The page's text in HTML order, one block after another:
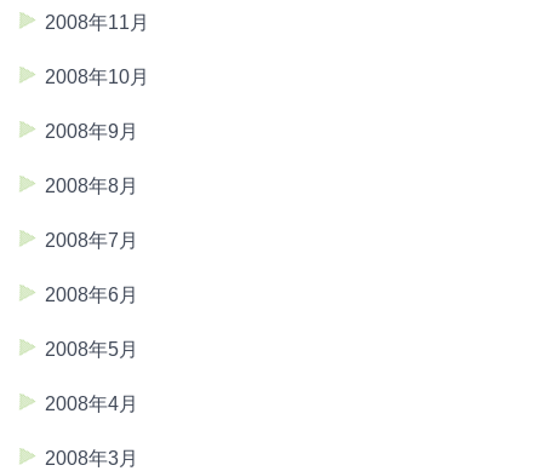
2008年11月
2008年10月
2008年9月
2008年8月
2008年7月
2008年6月
2008年5月
2008年4月
2008年3月